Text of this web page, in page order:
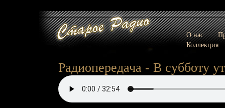
О нас
Коллекция
Радиопередача - В субботу